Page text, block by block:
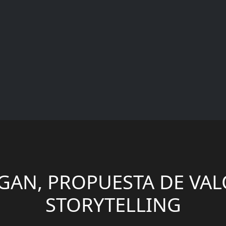
PROPUESTA DE
STORYTELLING